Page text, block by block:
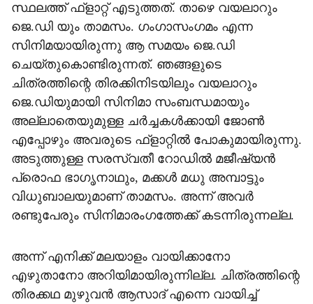
സ്ഥലത്ത് ഫ്ളാറ്റ് എടുത്തത്. താഴെ വയലാറും
ജെ.ഡി യും താമസം. ഗംഗാസംഗമം എന്ന
സിനിമയായിരുന്നു ആ സമയം ജെ.ഡി
ചെയ്തുകൊണ്ടിരുന്നത്. ഞങ്ങളുടെ
ചിത്രത്തിന്റെ തിരക്കിനിടയിലും വയലാറും
ജെ.ഡിയുമായി സിനിമാ സംബന്ധമായും
അല്ലാതെയുമുള്ള ചര്‍ച്ചകള്‍ക്കായി ജോണ്‍
എപ്പോഴും അവരുടെ ഫ്ളാറ്റില്‍ പോകുമായിരുന്നു.
അടുത്തുള്ള സരസ്വതീ റോഡില്‍ മജീഷ്യന്‍
പ്രൊഫ ഭാഗൃനാഥും, മക്കള്‍ മധു അമ്പാട്ടും
വിധുബാലയുമാണ് താമസം. അന്ന് അവര്‍
രണ്ടുപേരും സിനിമാരംഗത്തേക്ക് കടന്നിരുന്നല്ല.
അന്ന് എനിക്ക് മലയാളം വായിക്കാനോ
എഴുതാനോ അറിയിമായിരുന്നില്ല. ചിത്രത്തിന്റെ
തിരക്കഥ മുഴുവന്‍ ആസാദ് എന്നെ വായിച്ച്